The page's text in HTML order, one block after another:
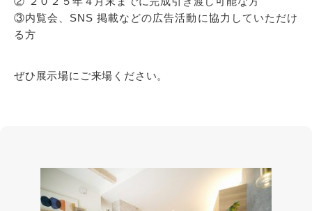
③内覧会、SNS 掲載などの広告活動に協力していただけ
る方
ぜひ展示場にご来場ください。